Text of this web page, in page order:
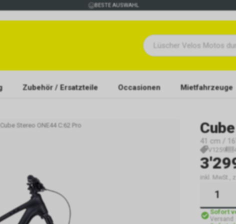
BESTE AUSWAHL
Zubehör / Ersatzteile Occasionen Mietfahrzeuge
Cube Stereo ONE44 C:62 Pro Cube
41 cm /
V1259
inkl. MwSt.,
Sofort
Versand